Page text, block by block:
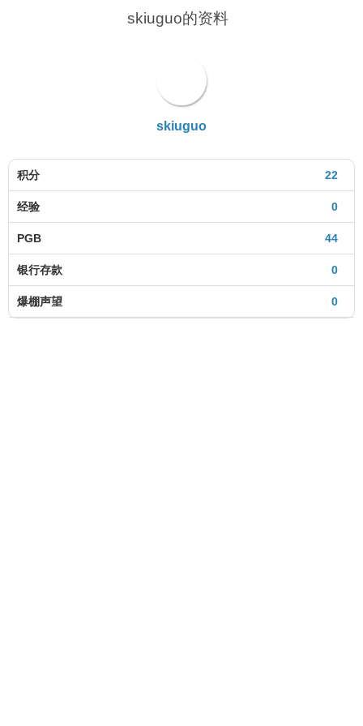
skiuguo的资料
skiuguo
22
积分
0
经验
44
PGB
0
银行存款
0
爆棚声望